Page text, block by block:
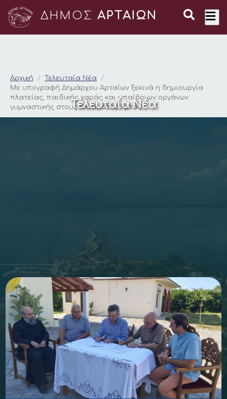
ΔΗΜΟΣ ΑΡΤΑΙΩΝ
Με υπογραφή
Αρχική
Τελευταία Νέα
Με υπογραφή Δημάρχου Αρταίων ξεκινά η δημιουργία
πλατείας, παιδικής χαράς και υπαίθριων οργάνων
γυμναστικής στους Κεραμάτες Άρτας
Τελευταία Νέα